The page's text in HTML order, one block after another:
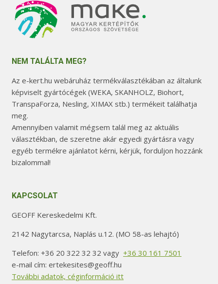
NEM TALÁLTA MEG?
Az e-kert.hu webáruház termékválasztékában az általunk
képviselt gyártócégek (WEKA, SKANHOLZ, Biohort,
TranspaForza, Nesling, XIMAX stb.) termékeit találhatja
meg.
Amennyiben valamit mégsem talál meg az aktuális
választékban, de szeretne akár egyedi gyártásra vagy
egyéb termékre ajánlatot kérni, kérjük, forduljon hozzánk
bizalommal!
KAPCSOLAT
GEOFF Kereskedelmi Kft.
2142 Nagytarcsa, Naplás u.12. (MO 58-as lehajtó)
Telefon: +36 20 322 32 32 vagy +36 30 161 7501
e-mail cím: ertekesites@geoff.hu
További adatok, céginformáció itt